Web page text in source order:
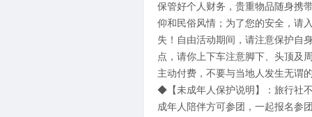
保管好个人财务，贵重物品随身携
仰和民俗风情；为了您的安全，请
失！自由活动期间，请注意保护自
点，请你上下车注意脚下、头顶及
主动付费，不要与当地人发生无谓
◆【未成年人保护说明】：旅行社
成年人陪伴方可参团，一起报名参